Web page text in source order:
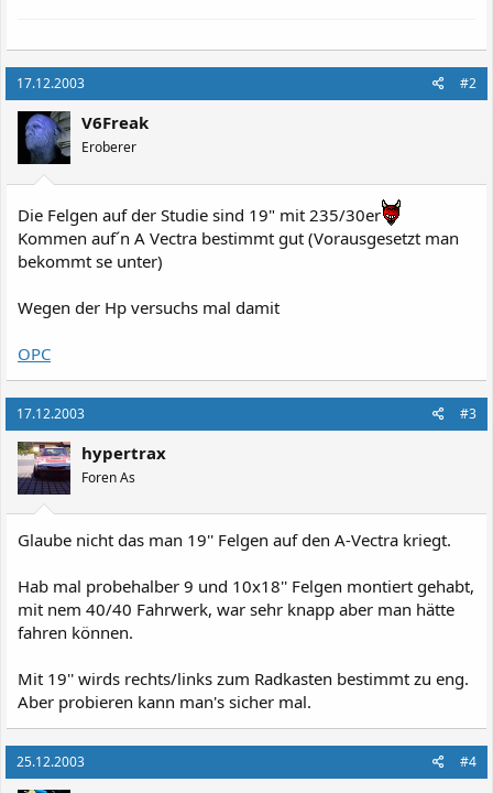
17.12.2003 #2
V6Freak
Eroberer
Die Felgen auf der Studie sind 19" mit 235/30er
Kommen auf´n A Vectra bestimmt gut (Vorausgesetzt man
bekommt se unter)
Wegen der Hp versuchs mal damit
OPC
17.12.2003 #3
hypertrax
Foren As
Glaube nicht das man 19'' Felgen auf den A-Vectra kriegt.
Hab mal probehalber 9 und 10x18'' Felgen montiert gehabt,
mit nem 40/40 Fahrwerk, war sehr knapp aber man hätte
fahren können.
Mit 19'' wirds rechts/links zum Radkasten bestimmt zu eng.
Aber probieren kann man's sicher mal.
25.12.2003 #4